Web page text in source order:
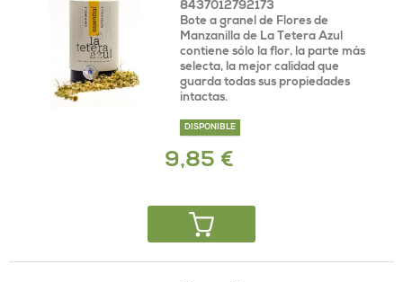
8437012792173
Bote a granel de Flores de
Manzanilla de La Tetera Azul
contiene sólo la flor, la parte más
selecta, la mejor calidad que
guarda todas sus propiedades
intactas.
DISPONIBLE
9,85 €